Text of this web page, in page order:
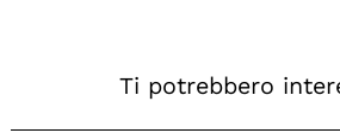
Ti potrebbero